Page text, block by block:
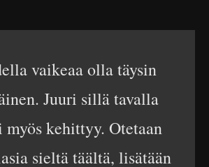
vaikeaa olla täysin
Juuri sillä tavalla
kehittyy. Otetaan
sieltä täältä, lisätään